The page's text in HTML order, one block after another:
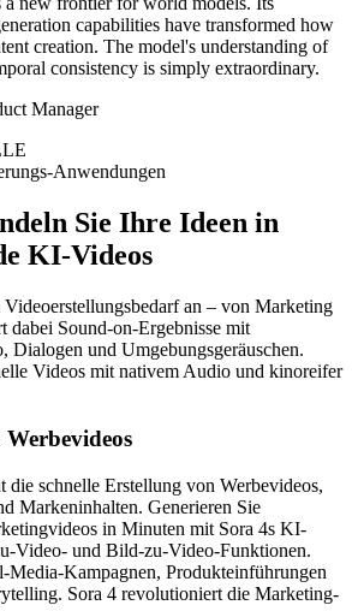
capabilities have transformed how
creation. The model's understanding of
consistency is simply extraordinary.
Manager
Anwendungen
Sie Ihre Ideen in
KI-Videos
Videoerstellungsbedarf an – von Marketing
dabei Sound-on-Ergebnisse mit
Dialogen und Umgebungsgeräuschen.
Videos mit nativem Audio und kinoreifer
die schnelle Erstellung von Werbevideos,
Markeninhalten. Generieren Sie
in Minuten mit Sora 4s KI-
Video- und Bild-zu-Video-Funktionen.
Media-Kampagnen, Produkteinführungen
Sora 4 revolutioniert die Marketing-